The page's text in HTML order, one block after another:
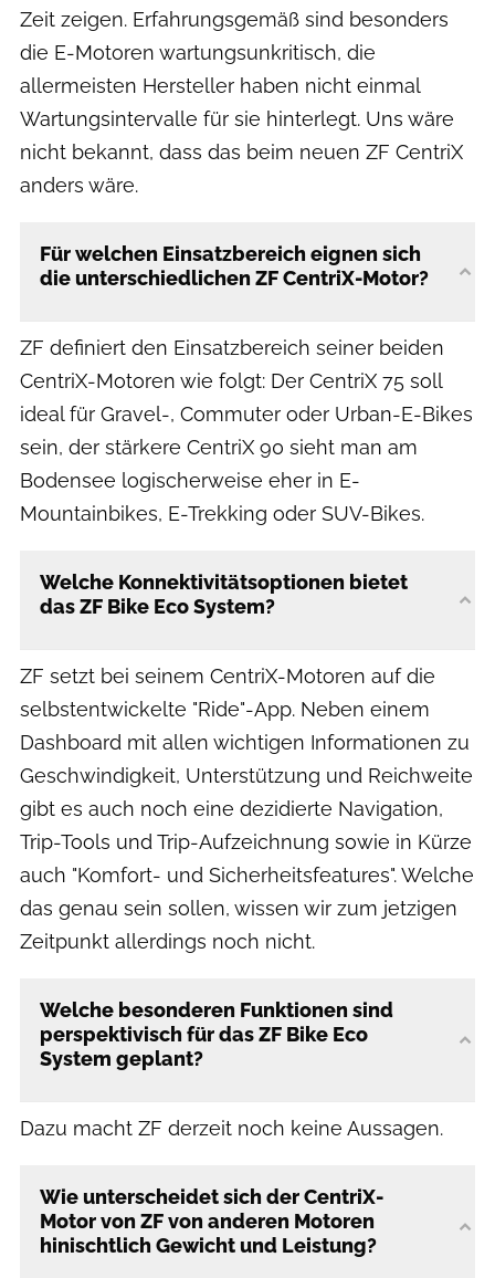
Zeit zeigen. Erfahrungsgemäß sind besonders
die E-Motoren wartungsunkritisch, die
allermeisten Hersteller haben nicht einmal
Wartungsintervalle für sie hinterlegt. Uns wäre
nicht bekannt, dass das beim neuen ZF CentriX
anders wäre.
Für welchen Einsatzbereich eignen sich
die unterschiedlichen ZF CentriX-Motor?
ZF definiert den Einsatzbereich seiner beiden
CentriX-Motoren wie folgt: Der CentriX 75 soll
ideal für Gravel-, Commuter oder Urban-E-Bikes
sein, der stärkere CentriX 90 sieht man am
Bodensee logischerweise eher in E-
Mountainbikes, E-Trekking oder SUV-Bikes.
Welche Konnektivitätsoptionen bietet
das ZF Bike Eco System?
ZF setzt bei seinem CentriX-Motoren auf die
selbstentwickelte "Ride"-App. Neben einem
Dashboard mit allen wichtigen Informationen zu
Geschwindigkeit, Unterstützung und Reichweite
gibt es auch noch eine dezidierte Navigation,
Trip-Tools und Trip-Aufzeichnung sowie in Kürze
auch "Komfort- und Sicherheitsfeatures". Welche
das genau sein sollen, wissen wir zum jetzigen
Zeitpunkt allerdings noch nicht.
Welche besonderen Funktionen sind
perspektivisch für das ZF Bike Eco
System geplant?
Dazu macht ZF derzeit noch keine Aussagen.
Wie unterscheidet sich der CentriX-
Motor von ZF von anderen Motoren
hinischtlich Gewicht und Leistung?